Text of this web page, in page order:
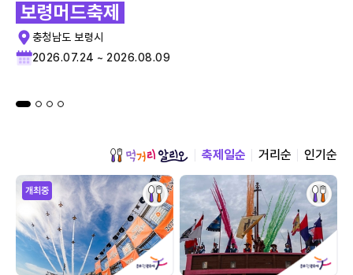
보령머드축제
충청남도 보령시
2026.07.24 ~ 2026.08.09
축제일순 거리순 인기순
개최중